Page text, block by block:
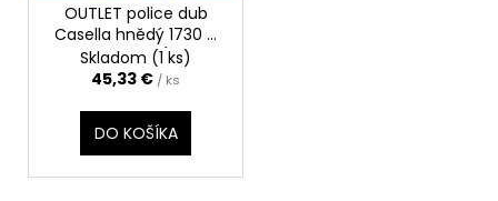
OUTLET police dub
Casella hnědý 1730 ×
250 × 36 mm (tři trny
pro skrytou montáž) +
(vpravo vyfrézovaná
kapsa)
Skladom (1 ks)
45,33 € / ks
DO KOŠÍKA